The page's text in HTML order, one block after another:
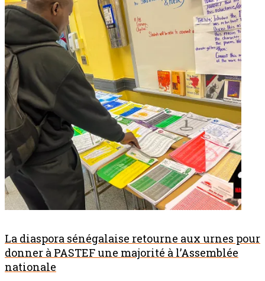
La diaspora sénégalaise retourne aux urnes pour
donner à PASTEF une majorité à l’Assemblée
nationale